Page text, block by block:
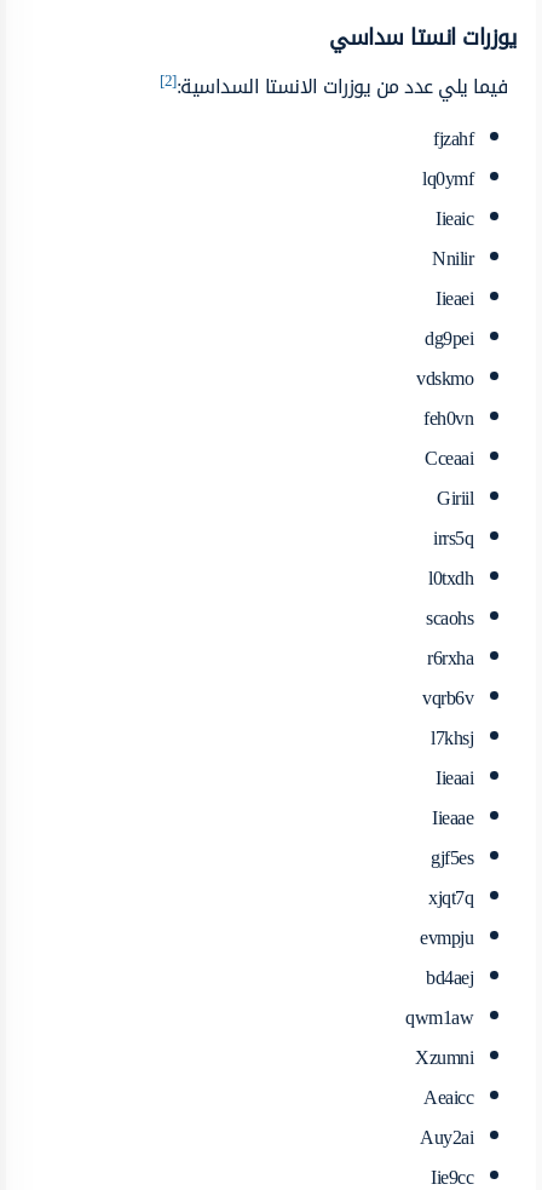
يوزرات انستا سداسي
فيما يلي عدد من يوزرات الانستا السداسية:[2]
fjzahf
lq0ymf
Iieaic
Nnilir
Iieaei
dg9pei
vdskmo
feh0vn
Cceaai
Giriil
irrs5q
l0txdh
scaohs
r6rxha
vqrb6v
l7khsj
Iieaai
Iieaae
gjf5es
xjqt7q
evmpju
bd4aej
qwm1aw
Xzumni
Aeaicc
Auy2ai
Iie9cc